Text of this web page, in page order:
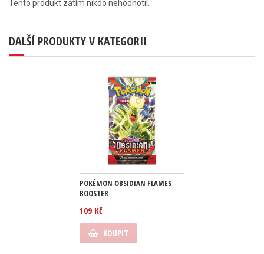
Tento produkt zatím nikdo nehodnotil.
DALŠÍ PRODUKTY V KATEGORII
POKÉMON OBSIDIAN FLAMES
BOOSTER
109 Kč
KOUPIT